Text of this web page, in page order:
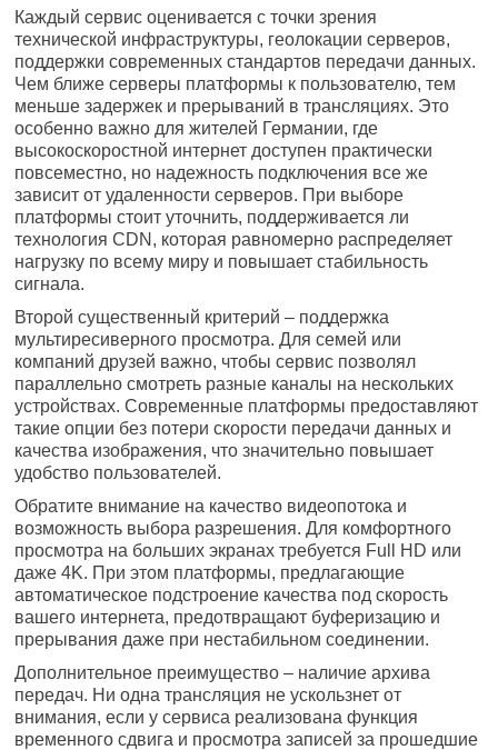
Каждый сервис оценивается с точки зрения
технической инфраструктуры, геолокации серверов,
поддержки современных стандартов передачи данных.
Чем ближе серверы платформы к пользователю, тем
меньше задержек и прерываний в трансляциях. Это
особенно важно для жителей Германии, где
высокоскоростной интернет доступен практически
повсеместно, но надежность подключения все же
зависит от удаленности серверов. При выборе
платформы стоит уточнить, поддерживается ли
технология CDN, которая равномерно распределяет
нагрузку по всему миру и повышает стабильность
сигнала.
Второй существенный критерий – поддержка
мультиресиверного просмотра. Для семей или
компаний друзей важно, чтобы сервис позволял
параллельно смотреть разные каналы на нескольких
устройствах. Современные платформы предоставляют
такие опции без потери скорости передачи данных и
качества изображения, что значительно повышает
удобство пользователей.
Обратите внимание на качество видеопотока и
возможность выбора разрешения. Для комфортного
просмотра на больших экранах требуется Full HD или
даже 4K. При этом платформы, предлагающие
автоматическое подстроение качества под скорость
вашего интернета, предотвращают буферизацию и
прерывания даже при нестабильном соединении.
Дополнительное преимущество – наличие архива
передач. Ни одна трансляция не ускользнет от
внимания, если у сервиса реализована функция
временного сдвига и просмотра записей за прошедшие